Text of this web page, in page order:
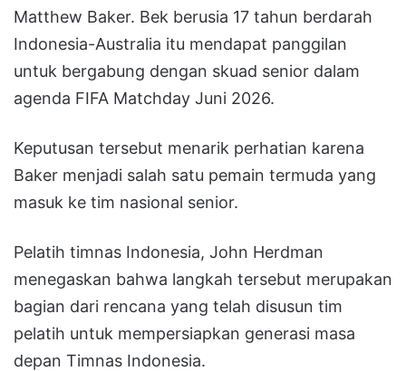
Matthew Baker. Bek berusia 17 tahun berdarah
Indonesia-Australia itu mendapat panggilan
untuk bergabung dengan skuad senior dalam
agenda FIFA Matchday Juni 2026.
Keputusan tersebut menarik perhatian karena
Baker menjadi salah satu pemain termuda yang
masuk ke tim nasional senior.
Pelatih timnas Indonesia, John Herdman
menegaskan bahwa langkah tersebut merupakan
bagian dari rencana yang telah disusun tim
pelatih untuk mempersiapkan generasi masa
depan Timnas Indonesia.